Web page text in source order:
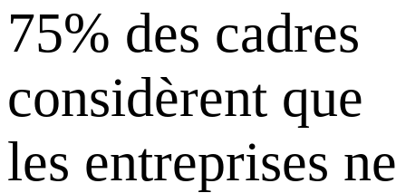
75% des cadres
considèrent que
les entreprises ne